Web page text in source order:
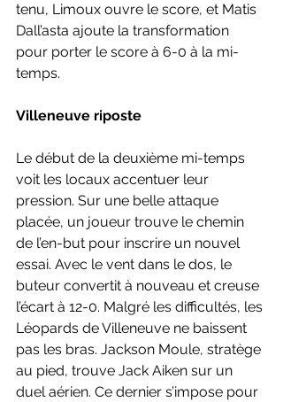
tenu, Limoux ouvre le score, et Matis
Dall’asta ajoute la transformation
pour porter le score à 6-0 à la mi-
temps.
Villeneuve riposte
Le début de la deuxième mi-temps
voit les locaux accentuer leur
pression. Sur une belle attaque
placée, un joueur trouve le chemin
de l’en-but pour inscrire un nouvel
essai. Avec le vent dans le dos, le
buteur convertit à nouveau et creuse
l’écart à 12-0. Malgré les difficultés, les
Léopards de Villeneuve ne baissent
pas les bras. Jackson Moule, stratège
au pied, trouve Jack Aiken sur un
duel aérien. Ce dernier s’impose pour